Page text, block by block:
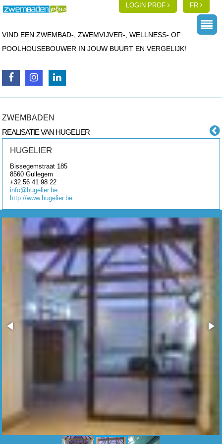
LOGIN PROF FR
VIND EEN ZWEMBAD-, ZWEMVIJVER-, WELLNESS- OF
POOLHOUSEBOUWER IN JOUW BUURT EN VERGELIJK!
ZWEMBADEN
REALISATIE VAN HUGELIER
HUGELIER
Bissegemstraat 185
8560 Gullegem
+32 56 41 98 22
info@hugelier.be
http://www.hugelier.be